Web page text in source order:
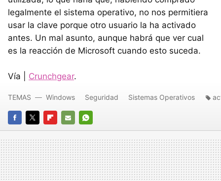
legalmente el sistema operativo, no nos permitiera
usar la clave porque otro usuario la ha activado
antes. Un mal asunto, aunque habrá que ver cual
es la reacción de Microsoft cuando esto suceda.
Vía | Crunchgear.
FACEBOOK
TWITTERFLIPBOARD
E-
MAIL
WHATSAPP
TEMAS Windows Seguridad Sistemas Operativos